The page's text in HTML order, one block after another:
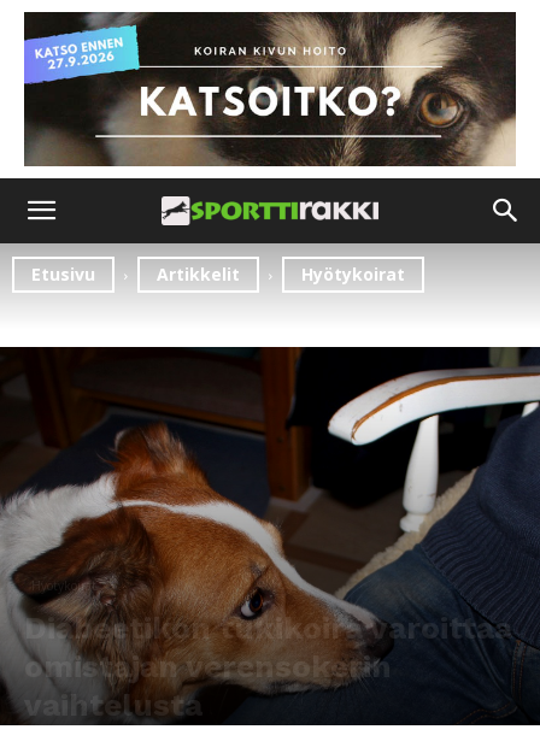
Etusivu Artikkelit Hyötykoirat
Hyötykoirat
Diabeetikon tukikoira varoittaa
omistajan verensokerin
vaihtelusta